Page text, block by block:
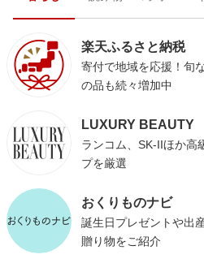
楽天ふるさと納税
寄付で地域を応援！旬
の品も続々増加中
LUXURY BEAUTY
ランコム、SK-IIほか高
プを厳選
おくりものナビ
誕生日プレゼントや出
贈り物をご紹介